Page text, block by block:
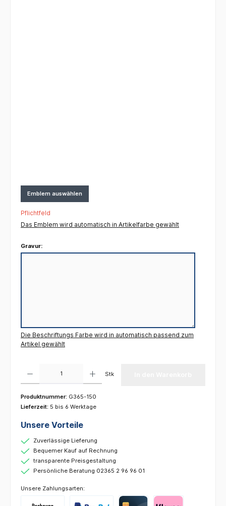
Emblem auswählen
Pflichtfeld
Das Emblem wird automatisch in Artikelfarbe gewählt
Gravur:
Die Beschriftungs Farbe wird in automatisch passend zum
Artikel gewählt
Stk
Produktnummer: G365-150
Lieferzeit: 5 bis 6 Werktage
Unsere Vorteile
Zuverlässige Lieferung
Bequemer Kauf auf Rechnung
transparente Preisgestaltung
Persönliche Beratung 02365 2 96 96 01
Unsere Zahlungsarten: